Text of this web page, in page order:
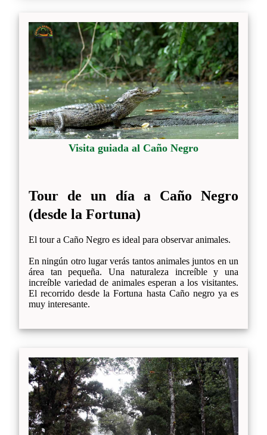
Visita guiada al Caño Negro
Tour de un día a Caño Negro
(desde la Fortuna)
El tour a Caño Negro es ideal para observar animales.
En ningún otro lugar verás tantos animales juntos en un
área tan pequeña. Una naturaleza increíble y una
increíble variedad de animales esperan a los visitantes.
El recorrido desde la Fortuna hasta Caño negro ya es
muy interesante.